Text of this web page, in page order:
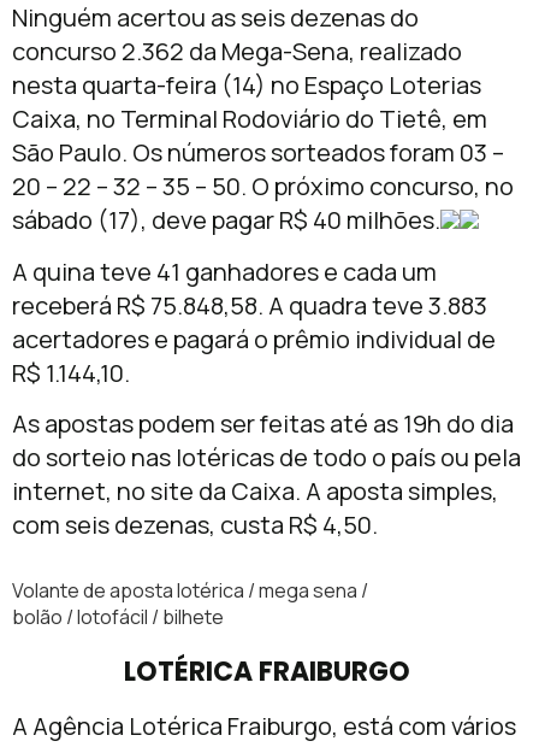
Ninguém acertou as seis dezenas do
concurso 2.362 da Mega-Sena, realizado
nesta quarta-feira (14) no Espaço Loterias
Caixa, no Terminal Rodoviário do Tietê, em
São Paulo. Os números sorteados foram 03 –
20 – 22 – 32 – 35 – 50. O próximo concurso, no
sábado (17), deve pagar R$ 40 milhões.
A quina teve 41 ganhadores e cada um
receberá R$ 75.848,58. A quadra teve 3.883
acertadores e pagará o prêmio individual de
R$ 1.144,10.
As apostas podem ser feitas até as 19h do dia
do sorteio nas lotéricas de todo o país ou pela
internet, no site da Caixa. A aposta simples,
com seis dezenas, custa R$ 4,50.
Volante de aposta lotérica / mega sena /
bolão / lotofácil / bilhete
LOTÉRICA FRAIBURGO
A Agência Lotérica Fraiburgo, está com vários